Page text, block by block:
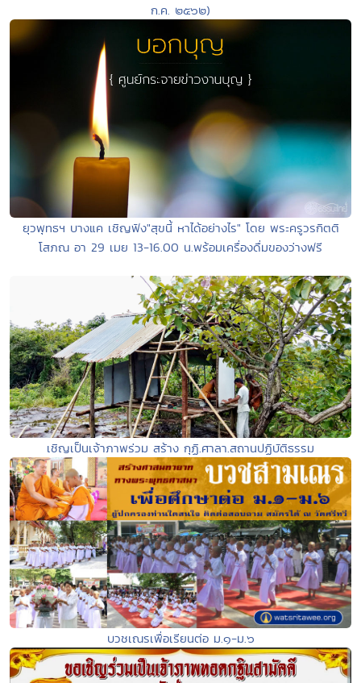
ก.ค. ๒๕๖๒)
ยุวพุทธฯ บางแค เชิญฟัง"สุขนี้ หาได้อย่างไร" โดย พระครูวรกิตติ
โสภณ อา 29 เมย 13-16.00 น.พร้อมเครื่องดื่มของว่างฟรี
เชิญเป็นเจ้าภาพร่วม สร้าง กุฏิ.ศาลา.สถานปฏิบัติธรรม
บวชเณรเพื่อเรียนต่อ ม.๑-ม.๖